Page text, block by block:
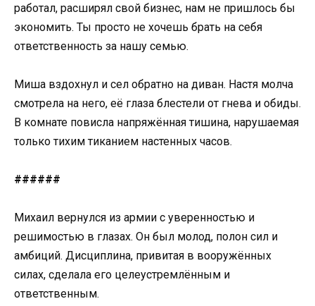
работал, расширял свой бизнес, нам не пришлось бы
экономить. Ты просто не хочешь брать на себя
ответственность за нашу семью.
Миша вздохнул и сел обратно на диван. Настя молча
смотрела на него, её глаза блестели от гнева и обиды.
В комнате повисла напряжённая тишина, нарушаемая
только тихим тиканием настенных часов.
######
Михаил вернулся из армии с уверенностью и
решимостью в глазах. Он был молод, полон сил и
амбиций. Дисциплина, привитая в вооружённых
силах, сделала его целеустремлённым и
ответственным.